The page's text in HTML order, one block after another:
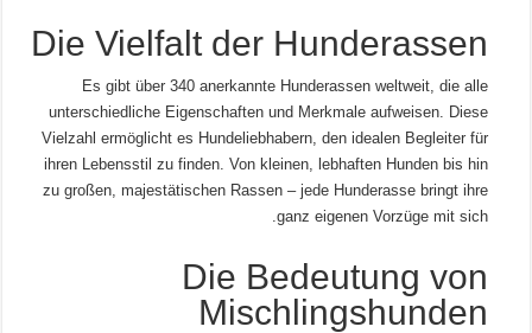
Die Vielfalt der Hunderassen
Es gibt über 340 anerkannte Hunderassen weltweit, die alle
unterschiedliche Eigenschaften und Merkmale aufweisen. Diese
Vielzahl ermöglicht es Hundeliebhabern, den idealen Begleiter für
ihren Lebensstil zu finden. Von kleinen, lebhaften Hunden bis hin
zu großen, majestätischen Rassen – jede Hunderasse bringt ihre
ganz eigenen Vorzüge mit sich.
Die Bedeutung von
Mischlingshunden